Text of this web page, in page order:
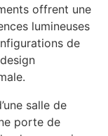
offrent une
lumineuses
de
salle de
porte de